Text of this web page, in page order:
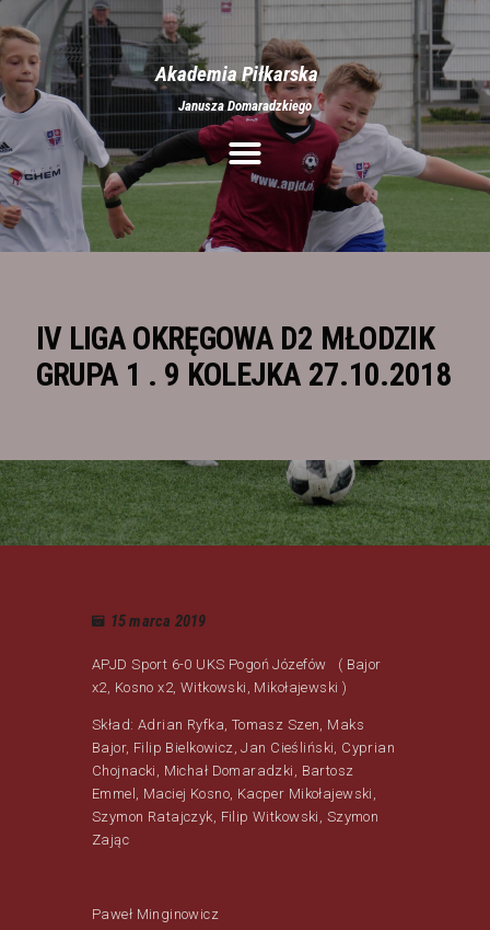
Akademia Piłkarska
Janusza Domaradzkiego
IV LIGA OKRĘGOWA D2 MŁODZIK
GRUPA 1 . 9 KOLEJKA 27.10.2018
Aktualności
O nas
Treningi
Obozy
Galeria
Stroje
15 marca 2019
APJD Sport 6-0 UKS Pogoń Józefów ( Bajor
x2, Kosno x2, Witkowski, Mikołajewski )
Skład: Adrian Ryfka, Tomasz Szen, Maks
Bajor, Filip Bielkowicz, Jan Cieśliński, Cyprian
Chojnacki, Michał Domaradzki, Bartosz
Emmel, Maciej Kosno, Kacper Mikołajewski,
Szymon Ratajczyk, Filip Witkowski, Szymon
Zając
Paweł Minginowicz